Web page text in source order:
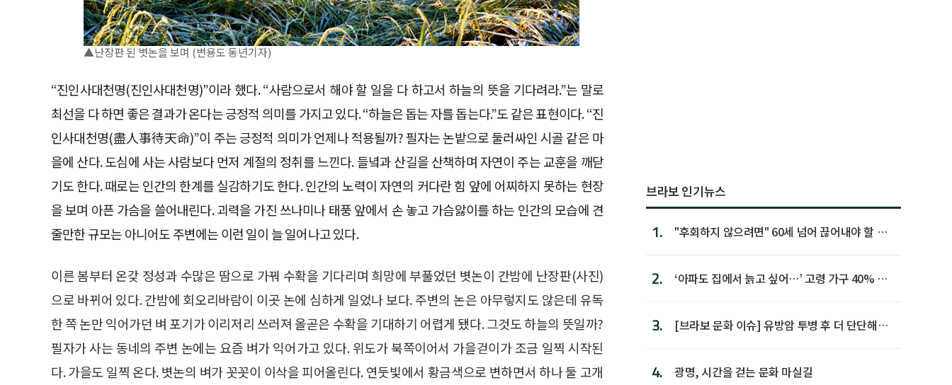
▲난장판 된 볏논을 보며 (변용도 동년기자)
“진인사대천명(진인사대천명)”이라 했다. “사람으로서 해야 할 일을 다 하고서 하늘의 뜻을 기다려라.”는 말로
최선을 다 하면 좋은 결과가 온다는 긍정적 의미를 가지고 있다. “하늘은 돕는 자를 돕는다.”도 같은 표현이다. “진
인사대천명(盡人事待天命)”이 주는 긍정적 의미가 언제나 적용될까? 필자는 논밭으로 둘러싸인 시골 같은 마
을에 산다. 도심에 사는 사람보다 먼저 계절의 정취를 느낀다. 들녘과 산길을 산책하며 자연이 주는 교훈을 깨닫
기도 한다. 때로는 인간의 한계를 실감하기도 한다. 인간의 노력이 자연의 커다란 힘 앞에 어찌하지 못하는 현장
을 보며 아픈 가슴을 쓸어내린다. 괴력을 가진 쓰나미나 태풍 앞에서 손 놓고 가슴앓이를 하는 인간의 모습에 견
줄만한 규모는 아니어도 주변에는 이런 일이 늘 일어나고 있다.
이른 봄부터 온갖 정성과 수많은 땀으로 가꿔 수확을 기다리며 희망에 부풀었던 볏논이 간밤에 난장판(사진)
으로 바뀌어 있다. 간밤에 회오리바람이 이곳 논에 심하게 일었나 보다. 주변의 논은 아무렇지도 않은데 유독
한 쪽 논만 익어가던 벼 포기가 이리저리 쓰러져 올곧은 수확을 기대하기 어렵게 됐다. 그것도 하늘의 뜻일까?
필자가 사는 동네의 주변 논에는 요즘 벼가 익어가고 있다. 위도가 북쪽이어서 가을걷이가 조금 일찍 시작된
다. 가을도 일찍 온다. 볏논의 벼가 꼿꼿이 이삭을 피어올린다. 연둣빛에서 황금색으로 변하면서 하나 둘 고개
브라보 인기뉴스
1.
"후회하지 않으려면" 60세 넘어 끊어내야 할 사
2.
‘아파도 집에서 늙고 싶어…’ 고령 가구 40% 노
3.
[브라보 문화 이슈] 유방암 투병 후 더 단단해진
4. 광명, 시간을 걷는 문화 마실길